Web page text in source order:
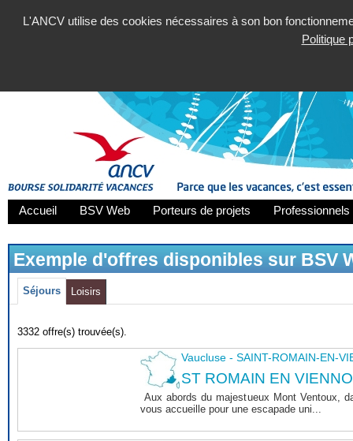
L'ANCV utilise des cookies nécessaires à son bon
Politique
Accueil BSV Web Porteurs de projets
Exemple d'offres disponibles sur BSV
Séjours Loisirs
3332 offre(s) trouvée(s).
Vaucluse - SAINT-ROMAIN-EN-
ST ROMAIN EN
Aux abords du majestueux Mont Ventoux,
vous accueille pour une escapade uni...